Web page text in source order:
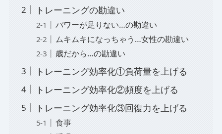
トレーニングの勘違い
パワーが足りない…の勘違い
ムキムキになっちゃう…女性の勘違い
歳だから…の勘違い
トレーニング効率化①負荷量を上げる
トレーニング効率化②頻度を上げる
トレーニング効率化③回復力を上げる
食事